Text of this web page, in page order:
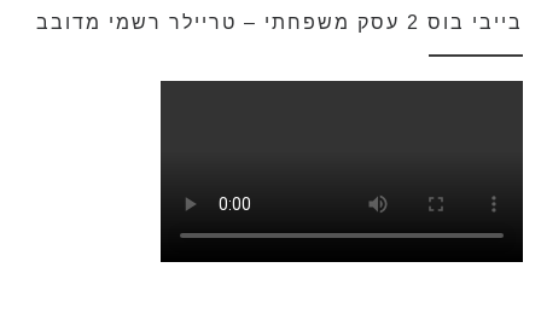
בייבי בוס 2 עסק משפחתי – טריילר רשמי מדובב